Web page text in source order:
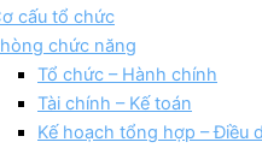
cấu tổ chức
chức năng
Tổ chức – Hành chính
Tài chính – Kế toán
Kế hoạch tổng hợp – Điều